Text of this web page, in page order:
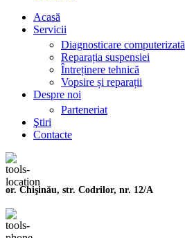
Acasă
Servicii
Diagnosticare computerizată
Reparația suspensiei
Întreținere tehnică
Vopsire și reparații
Despre noi
Parteneriat
Ştiri
Contacte
or. Chişinău, str. Codrilor, nr. 12/A